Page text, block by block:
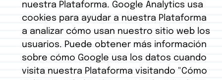
nuestra Plataforma. Google Analytics usa
cookies para ayudar a nuestra Plataforma
a analizar cómo usan nuestro sitio web los
usuarios. Puede obtener más información
sobre cómo Google usa los datos cuando
visita nuestra Plataforma visitando "Cómo